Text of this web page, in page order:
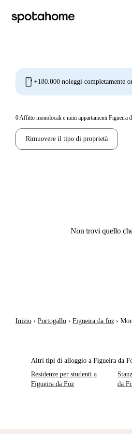
mobile +180.000 noleggi completamente
0Affitto monolocali e mini appartamenti Figueira
Rimuovere il tipo di proprietà
Non trovi quello
Inizio › Portogallo › Figueira da foz ›
Altri tipi di alloggio a Figueira da
Residenze per studenti a
Figueira da Foz
da